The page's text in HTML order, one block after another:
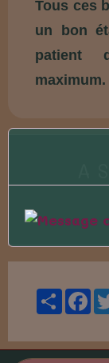
Tous ces
un bon
patient
maximum.
A